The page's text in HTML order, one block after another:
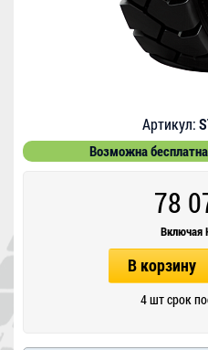
Артикул:
Возможна
78
Включая
В корзину
4 шт срок